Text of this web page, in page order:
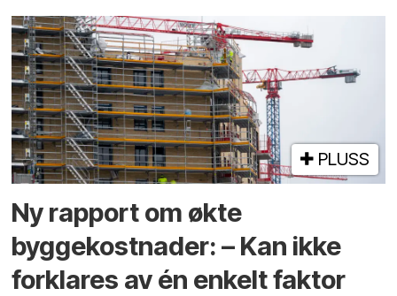
PLUSS
Ny rapport om økte
byggekostnader: – Kan ikke
forklares av én enkelt faktor